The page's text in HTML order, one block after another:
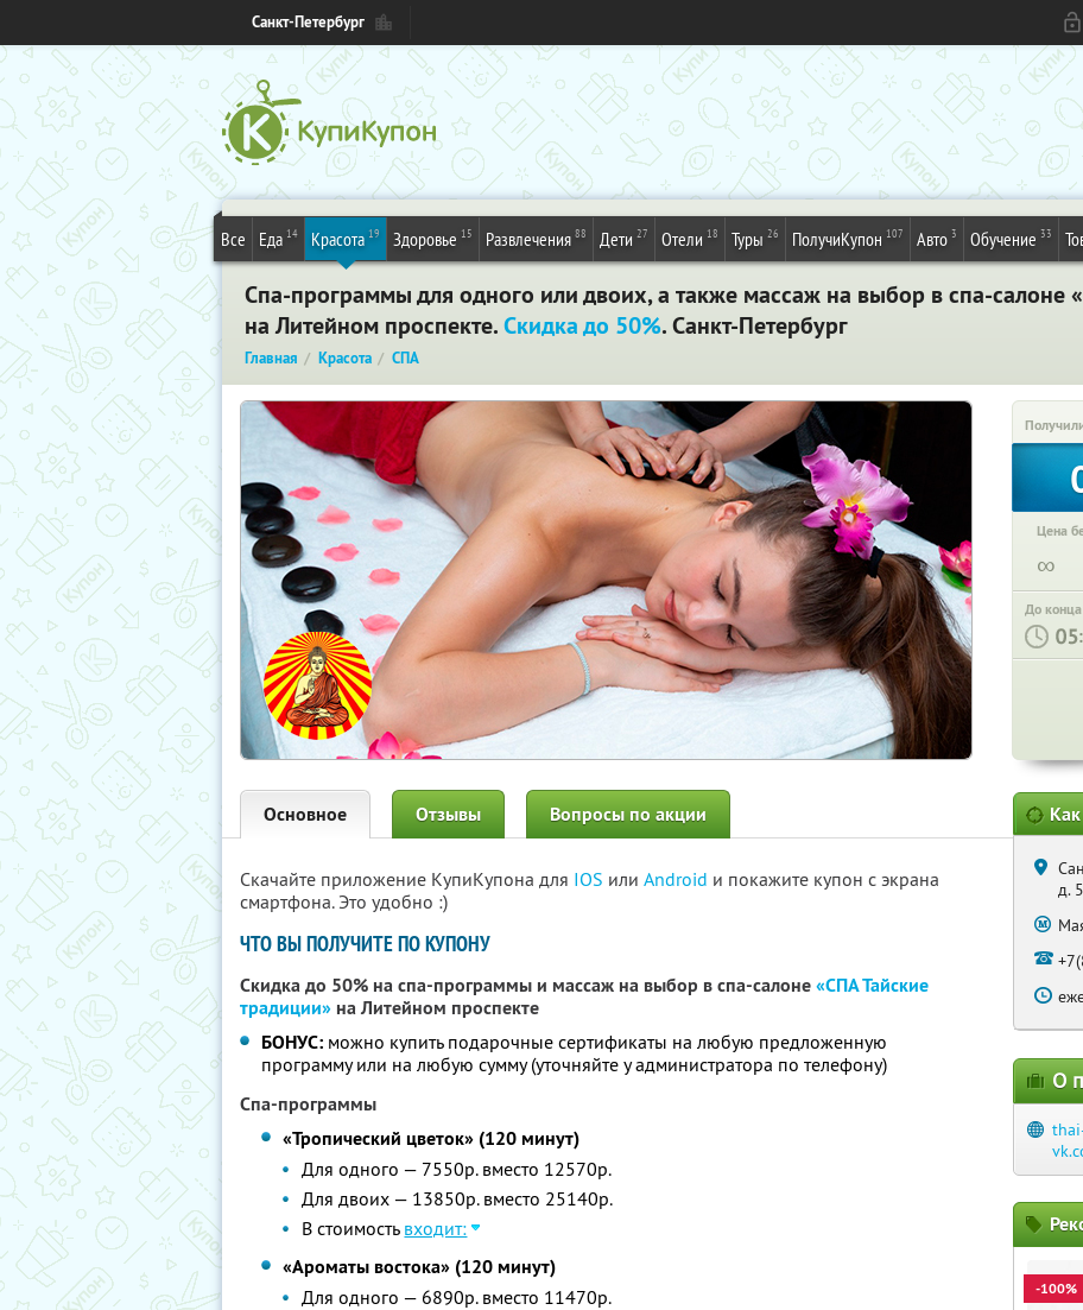
Санкт-Петербург
Все Еда 14 Красота 19 Здоровье 15 Развлечения 88 Дети 27 Отели 18 Туры 26 ПолучиКупон 107 Авто 3 Обучение 33
Спа-программы для одного или двоих, а также массаж на выбор в спа-салоне
на Литейном проспекте.Скидка до 50%. Санкт-Петербург
Главная Красота СПА
Цена
∞
До
:
Основное Отзывы Вопросы по акции
Скачайте приложение КупиКупона для IOS или Android и покажите купон с экрана
смартфона. Это удобно :)
ЧТО ВЫ ПОЛУЧИТЕ ПО КУПОНУ
Скидка до 50% на спа-программы и массаж на выбор в спа-салоне«СПА Тайские
традиции» на Литейном проспекте
БОНУС: можно купить подарочные сертификаты на любую предложенную
программу или на любую сумму (уточняйте у администратора по телефону)
Спа-программы
«Тропический цветок» (120 минут)
Для одного — 7550р. вместо 12570р.
Для двоих — 13850р. вместо 25140р.
В стоимость входит:
«Ароматы востока» (120 минут)
Для одного — 6890р. вместо 11470р.
д.
О
-100%